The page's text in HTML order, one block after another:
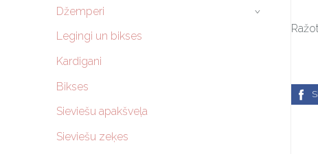
Džemperi
›
Legingi un bikses
Kardigani
Bikses
Sieviešu apakšveļa
Sieviešu zeķes